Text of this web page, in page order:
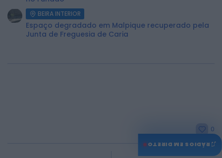
BEIRA INTERIOR
Espaço degradado em Malpique recuperado pela
Junta de Freguesia de Caria
0
♫
RÁDIOS EM DIRETO